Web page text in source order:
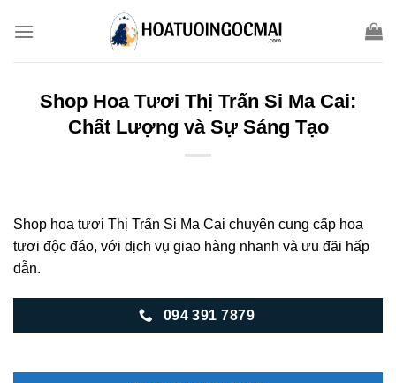
Shop Hoa Tươi Thị Trấn Si Ma Cai:
Chất Lượng và Sự Sáng Tạo
Shop hoa tươi Thị Trấn Si Ma Cai chuyên cung cấp hoa
tươi độc đáo, với dịch vụ giao hàng nhanh và ưu đãi hấp
dẫn.
094 391 7879